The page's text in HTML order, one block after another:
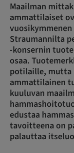
Maailman
ammattilaiset
Straumannilta
-konsernin
osaa.
potilaille, mutta
ammattilainen
kuuluvan
edustaa
tavoitteena on
palauttaa